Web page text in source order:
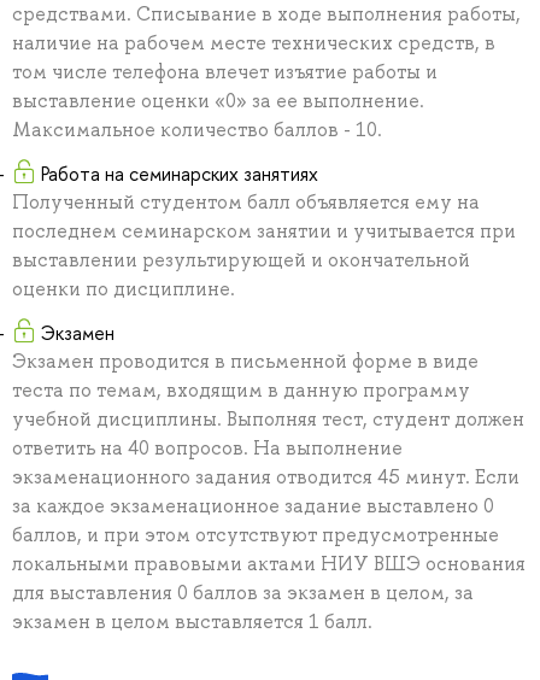
средствами. Списывание в ходе выполнения работы,
наличие на рабочем месте технических средств, в
том числе телефона влечет изъятие работы и
выставление оценки «0» за ее выполнение.
Максимальное количество баллов - 10.
Работа на семинарских занятиях
Полученный студентом балл объявляется ему на
последнем семинарском занятии и учитывается при
выставлении результирующей и окончательной
оценки по дисциплине.
Экзамен
Экзамен проводится в письменной форме в виде
теста по темам, входящим в данную программу
учебной дисциплины. Выполняя тест, студент должен
ответить на 40 вопросов. На выполнение
экзаменационного задания отводится 45 минут. Если
за каждое экзаменационное задание выставлено 0
баллов, и при этом отсутствуют предусмотренные
локальными правовыми актами НИУ ВШЭ основания
для выставления 0 баллов за экзамен в целом, за
экзамен в целом выставляется 1 балл.